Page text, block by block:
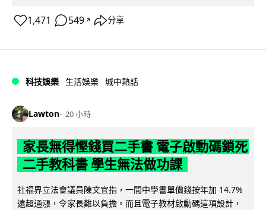
1,471 549 ↗ 分享
科技娛樂 生活娛樂 城中熱話
Lawton 20 小時
家長無得慳錢買二手書 電子啟動碼鎖死
二手教科書 學生無法做功課
社福界立法會議員陳文宜指，一間中學書單價錢按年加 14.7%
遠超通漲，令家長難以負擔。而且電子教材啟動碼這項設計，